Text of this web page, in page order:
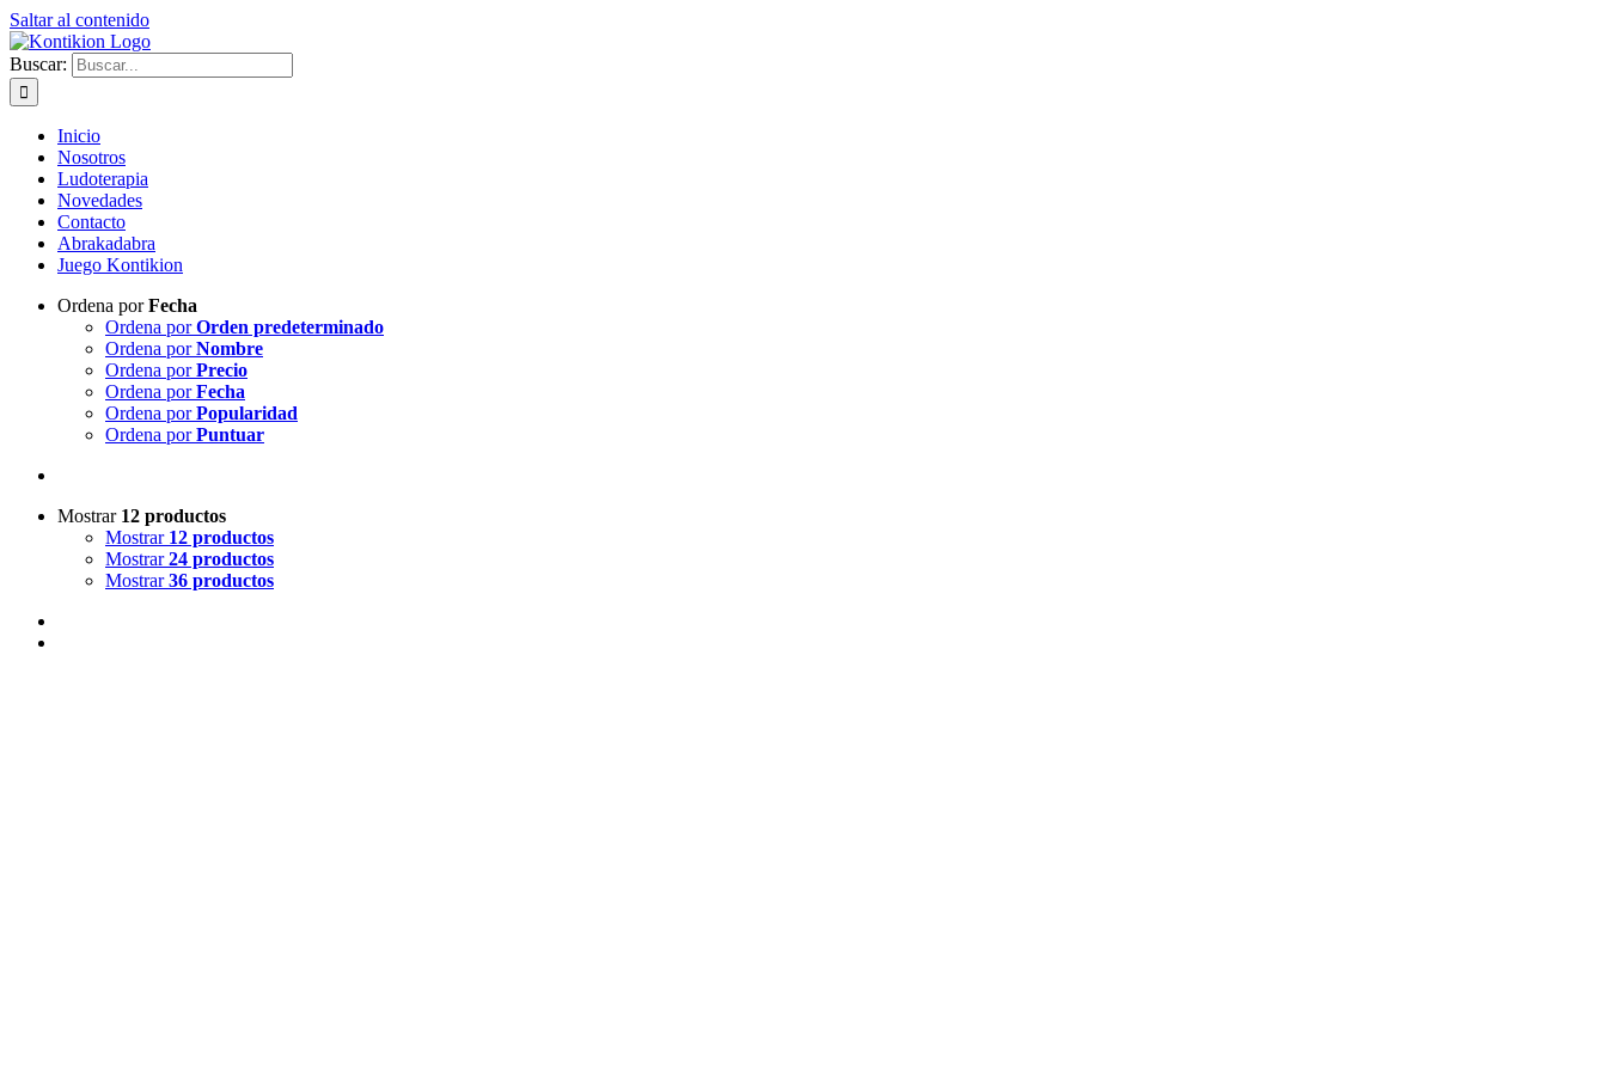
Saltar al contenido
Buscar:
Inicio
Nosotros
Ludoterapia
Novedades
Contacto
Abrakadabra
Juego Kontikion
Ordena porFecha
Ordena porOrden predeterminado
Ordena porNombre
Ordena porPrecio
Ordena porFecha
Ordena porPopularidad
Ordena porPuntuar
Mostrar 12 productos
Mostrar 12 productos
Mostrar24 productos
Mostrar36 productos